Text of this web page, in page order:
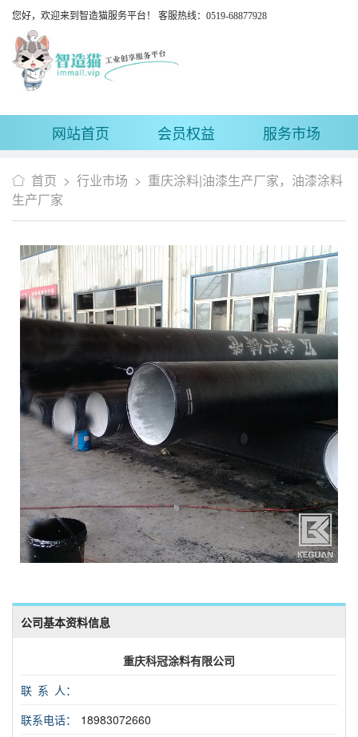
您好，欢迎来到智造猫服务平台！ 客服热线：0519-68877928
网站首页 会员权益 服务市场
首页 > 行业市场 > 重庆涂料|油漆生产厂家，油漆涂料
生产厂家
公司基本资料信息
重庆科冠涂料有限公司
联 系 人：
联系电话：
18983072660